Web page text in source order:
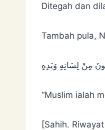
Ditegah dan
“Muslim ialah
[Sahih.